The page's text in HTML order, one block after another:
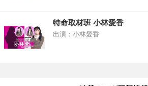
特命取材班 小林愛香
出演：小林愛香